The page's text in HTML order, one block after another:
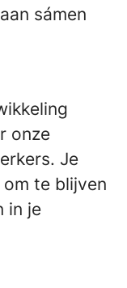
sámen
onze
Je
te blijven
in je